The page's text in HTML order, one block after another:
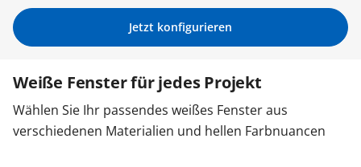
Sonnenschutz
Zäune & Tore
Jetzt konfigurieren
Weiße Fenster für jedes Projekt
Wählen Sie Ihr passendes weißes Fenster aus
verschiedenen Materialien und hellen Farbnuancen